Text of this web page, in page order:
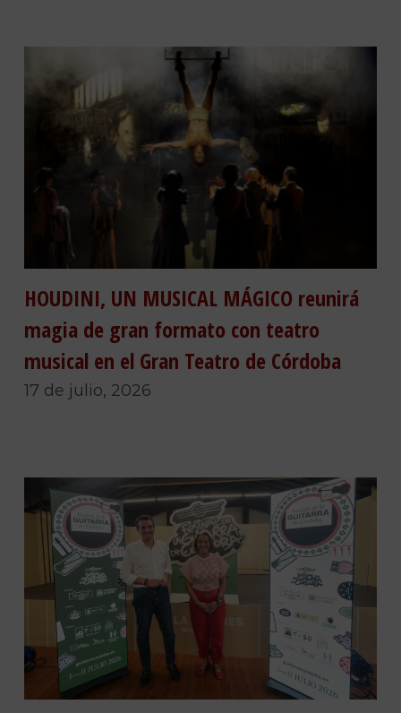
HOUDINI, UN MUSICAL MÁGICO reunirá
magia de gran formato con teatro
musical en el Gran Teatro de Córdoba
17 de julio, 2026